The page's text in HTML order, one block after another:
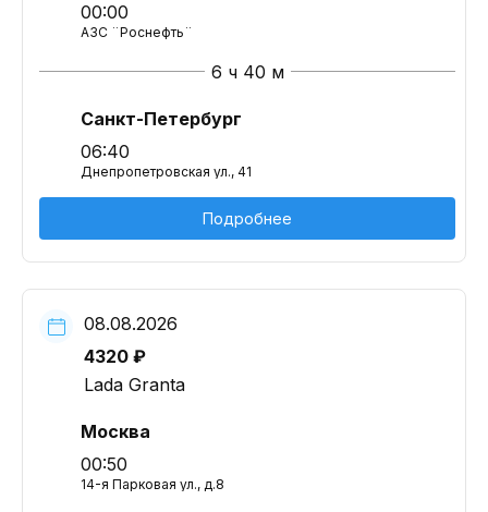
00:00
АЗС ¨Роснефть¨
6 ч 40 м
Санкт-Петербург
06:40
Днепропетровская ул., 41
Подробнее
08.08.2026
4320 ₽
Lada Granta
Москва
00:50
14-я Парковая ул., д.8